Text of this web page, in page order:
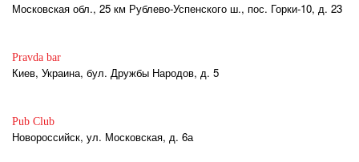
Московская обл., 25 км Рублево-Успенского ш., пос. Горки-10, д. 23
Pravda bar
Киев, Украина, бул. Дружбы Народов, д. 5
Pub Club
Новороссийск, ул. Московская, д. 6а